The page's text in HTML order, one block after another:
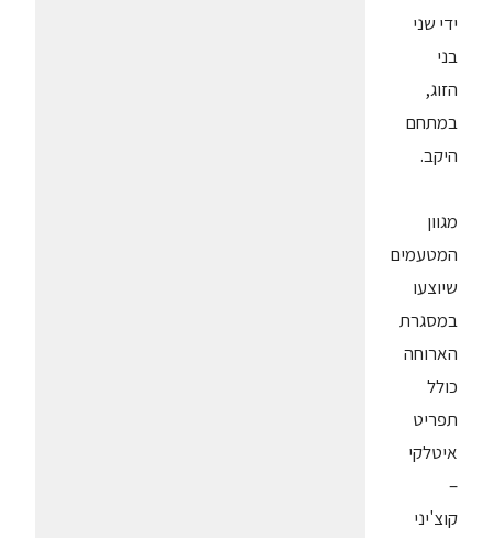
ידי שני
בני
הזוג,
במתחם
היקב.
מגוון
המטעמים
שיוצעו
במסגרת
הארוחה
כולל
תפריט
איטלקי
–
קוצ'יני